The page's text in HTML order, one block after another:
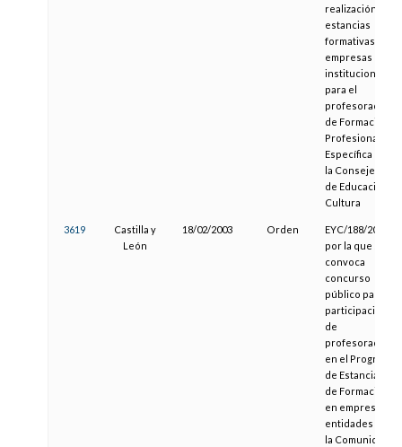
realización de
estancias
formativas en
empresas o
instituciones,
para el
profesorado
de Formación
Profesional
Específica de
la Consejería
de Educación y
Cultura
3619
Castilla y
León
18/02/2003 Orden
EYC/188/2003,
por la que se
convoca
concurso
público para la
participación
de
profesorado
en el Programa
de Estancias
de Formación
en empresas o
entidades de
la Comunidad